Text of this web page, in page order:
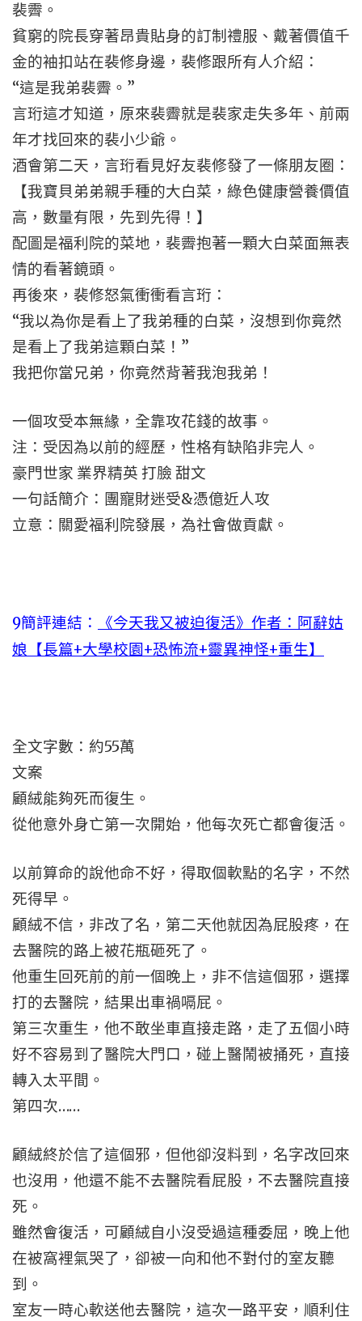
裴霽。
貧窮的院長穿著昂貴貼身的訂制禮服、戴著價值千
金的袖扣站在裴修身邊，裴修跟所有人介紹：
“這是我弟裴霽。”
言珩這才知道，原來裴霽就是裴家走失多年、前兩
年才找回來的裴小少爺。
酒會第二天，言珩看見好友裴修發了一條朋友圈：
【我寶貝弟弟親手種的大白菜，綠色健康營養價值
高，數量有限，先到先得！】
配圖是福利院的菜地，裴霽抱著一顆大白菜面無表
情的看著鏡頭。
再後來，裴修怒氣衝衝看言珩：
“我以為你是看上了我弟種的白菜，沒想到你竟然
是看上了我弟這顆白菜！”
我把你當兄弟，你竟然背著我泡我弟！
一個攻受本無緣，全靠攻花錢的故事。
注：受因為以前的經歷，性格有缺陷非完人。
豪門世家 業界精英 打臉 甜文
一句話簡介：團寵財迷受&憑億近人攻
立意：關愛福利院發展，為社會做貢獻。
9簡評連結：
《今天我又被迫復活》作者：阿辭姑
娘【長篇+大學校園+恐怖流+靈異神怪+重生】
全文字數：約55萬
文案
顧絨能夠死而復生。
從他意外身亡第一次開始，他每次死亡都會復活。
以前算命的說他命不好，得取個軟點的名字，不然
死得早。
顧絨不信，非改了名，第二天他就因為屁股疼，在
去醫院的路上被花瓶砸死了。
他重生回死前的前一個晚上，非不信這個邪，選擇
打的去醫院，結果出車禍嗝屁。
第三次重生，他不敢坐車直接走路，走了五個小時
好不容易到了醫院大門口，碰上醫鬧被捅死，直接
轉入太平間。
第四次……
顧絨終於信了這個邪，但他卻沒料到，名字改回來
也沒用，他還不能不去醫院看屁股，不去醫院直接
死。
雖然會復活，可顧絨自小沒受過這種委屈，晚上他
在被窩裡氣哭了，卻被一向和他不對付的室友聽
到。
室友一時心軟送他去醫院，這次一路平安，順利住